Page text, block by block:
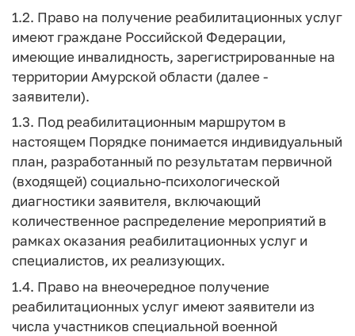
1.2. Право на получение реабилитационных услуг
имеют граждане Российской Федерации,
имеющие инвалидность, зарегистрированные на
территории Амурской области (далее -
заявители).
1.3. Под реабилитационным маршрутом в
настоящем Порядке понимается индивидуальный
план, разработанный по результатам первичной
(входящей) социально-психологической
диагностики заявителя, включающий
количественное распределение мероприятий в
рамках оказания реабилитационных услуг и
специалистов, их реализующих.
1.4. Право на внеочередное получение
реабилитационных услуг имеют заявители из
числа участников специальной военной